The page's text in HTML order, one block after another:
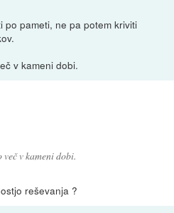
po pameti, ne pa potem kriviti
v kameni dobi.
v kameni dobi.
reševanja ?